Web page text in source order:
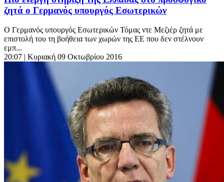
ζητά ο Γερμανός υπουργός Εσωτερικών
Ο Γερμανός υπουργός Εσωτερικών Τόμας ντε Μεζιέρ ζητά με
επιστολή του τη βοήθεια των χωρών της ΕΕ που δεν στέλνουν
εμπ...
20:07 | Κυριακή 09 Οκτωβρίου 2016